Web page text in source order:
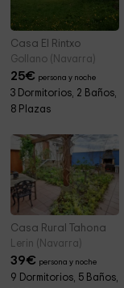
Casa El Rintxo
Gollano (Navarra)
25€ persona y noche
3 Dormitorios, 2 Baños,
8 Plazas
Casa Rural Tahona
Lerin (Navarra)
39€ persona y noche
9 Dormitorios, 5 Baños,